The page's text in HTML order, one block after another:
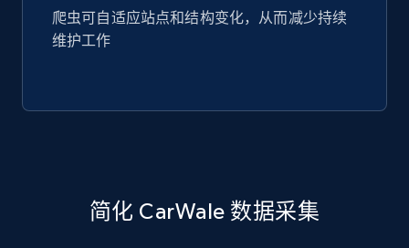
爬虫可自适应站点和结构变化，从而减少持续
维护工作
简化 CarWale 数据采集